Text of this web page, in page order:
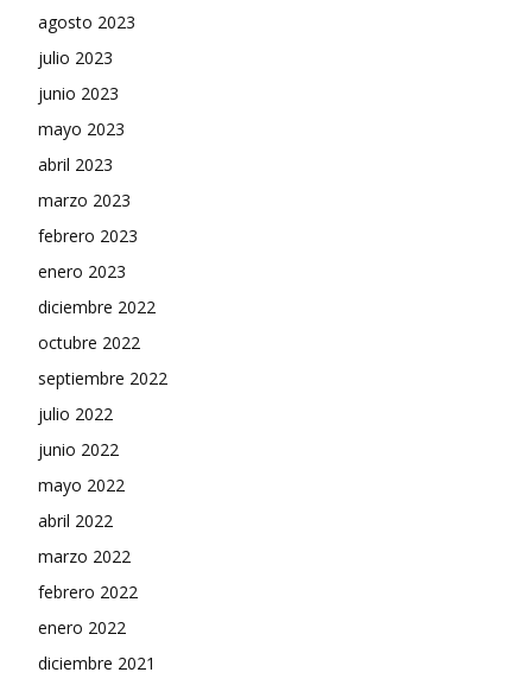
agosto 2023
julio 2023
junio 2023
mayo 2023
abril 2023
marzo 2023
febrero 2023
enero 2023
diciembre 2022
octubre 2022
septiembre 2022
julio 2022
junio 2022
mayo 2022
abril 2022
marzo 2022
febrero 2022
enero 2022
diciembre 2021